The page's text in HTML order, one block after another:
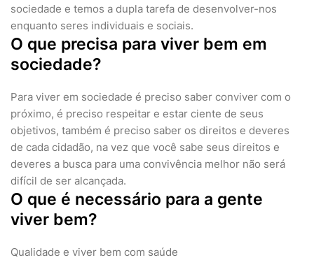
sociedade e temos a dupla tarefa de desenvolver-nos
enquanto seres individuais e sociais.
O que precisa para viver bem em
sociedade?
Para viver em sociedade é preciso saber conviver com o
próximo, é preciso respeitar e estar ciente de seus
objetivos, também é preciso saber os direitos e deveres
de cada cidadão, na vez que você sabe seus direitos e
deveres a busca para uma convivência melhor não será
difícil de ser alcançada.
O que é necessário para a gente
viver bem?
Qualidade e viver bem com saúde